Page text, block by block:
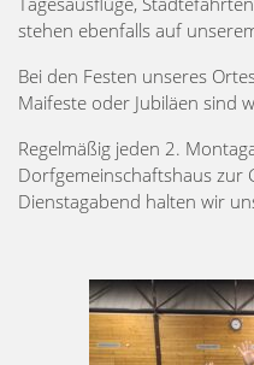
stehen ebenfalls auf
Bei den Festen unseres
Maifeste oder Jubiläen sind
Regelmäßig jeden 2.
Dorfgemeinschaftshaus zur
Dienstagabend halten wir